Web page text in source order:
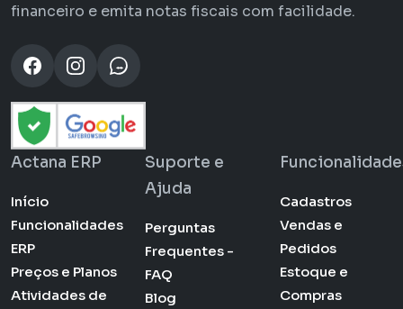
financeiro e emita notas fiscais com facilidade.
Actana ERP
Início
Funcionalidades
ERP
Preços e Planos
Atividades de
Suporte e
Ajuda
Perguntas
Frequentes -
FAQ
Blog
Cadastros
Vendas e
Pedidos
Estoque e
Compras